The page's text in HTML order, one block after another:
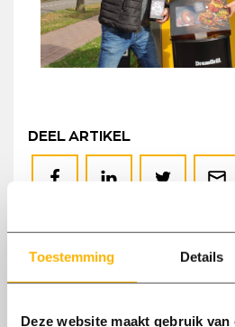
Toestemming Details
Deze website maakt gebruik van
DEEL ARTIKEL
Deel
mail
Lees